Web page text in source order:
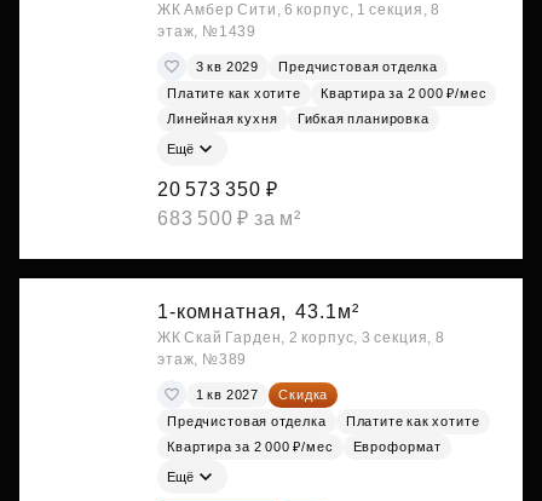
ЖК Амбер Сити, 6 корпус, 1 секция, 8
этаж, №1439
3 кв 2029
Предчистовая отделка
Платите как хотите
Квартира за 2 000 ₽/мес
Линейная кухня
Гибкая планировка
Ещё
20 573 350 ₽
683 500 ₽ за м²
1-комнатная, 43.1м²
ЖК Скай Гарден, 2 корпус, 3 секция, 8
этаж, №389
1 кв 2027
Скидка
Предчистовая отделка
Платите как хотите
Квартира за 2 000 ₽/мес
Евроформат
Ещё